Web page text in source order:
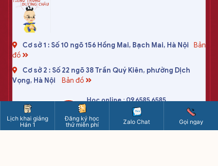
Cơ sở 1 : Số 10 ngõ 156 Hồng Mai, Bạch Mai, Hà Nội
Bản
đồ
Cơ sở 2 : Số 22 ngõ 38 Trần Quý Kiên, phường Dịch
Vọng, Hà Nội
Bản đồ
HOTLINE
Học online : 09.6585.6585
Cơ sở 1 : 09.4400.4400
Cơ sở 2 : 09.8595.8595
Lịch khai giảng
Hán 1
Đăng ký học
thử miễn phí
Zalo Chat Gọi ngay